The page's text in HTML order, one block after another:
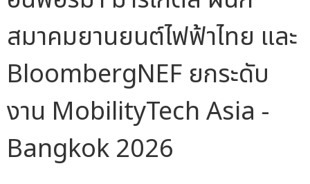
สมาคมยานยนต์ไฟฟ้าไทย และ
BloombergNEF ยกระดับ
งาน MobilityTech Asia -
Bangkok 2026